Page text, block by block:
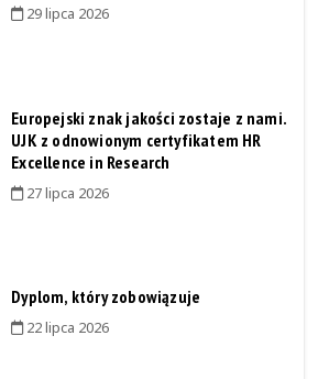
29 lipca 2026
Europejski znak jakości zostaje z nami.
UJK z odnowionym certyfikatem HR
Excellence in Research
27 lipca 2026
Dyplom, który zobowiązuje
22 lipca 2026